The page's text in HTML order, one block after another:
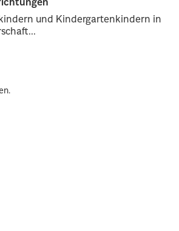
und Kindergartenkindern in